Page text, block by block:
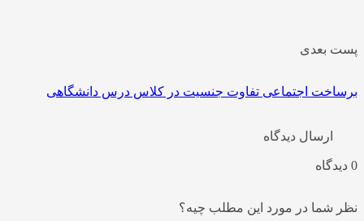
پست بعدی
برساخت اجتماعی تفاوت جنسیت در کلاس درس دانشگاهی
ارسال دیدگاه
0 دیدگاه
نظر شما در مورد این مطلب چیه؟